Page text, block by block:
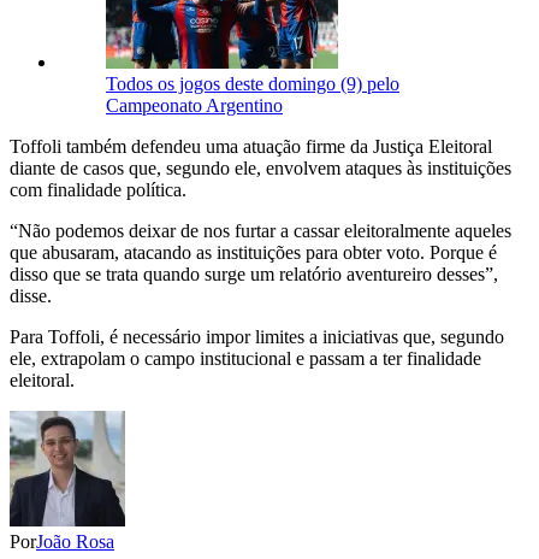
Todos os jogos deste domingo (9) pelo
Campeonato Argentino
Toffoli também defendeu uma atuação firme da Justiça Eleitoral
diante de casos que, segundo ele, envolvem ataques às instituições
com finalidade política.
“Não podemos deixar de nos furtar a cassar eleitoralmente aqueles
que abusaram, atacando as instituições para obter voto. Porque é
disso que se trata quando surge um relatório aventureiro desses”,
disse.
Para Toffoli, é necessário impor limites a iniciativas que, segundo
ele, extrapolam o campo institucional e passam a ter finalidade
eleitoral.
PorJoão Rosa